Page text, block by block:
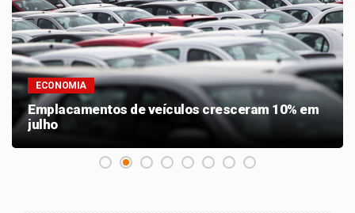
ECONOMIA
Emplacamentos de veículos cresceram 10% em
julho